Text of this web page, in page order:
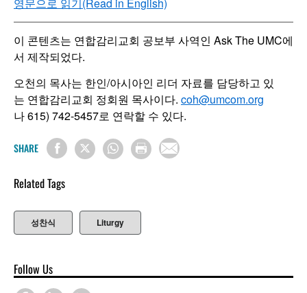
영문으로 읽기(Read in English)
이 콘텐츠는 연합감리교회 공보부 사역인 Ask The UMC에
서 제작되었다.
오천의 목사는 한인/아시아인 리더 자료를 담당하고 있
는 연합감리교회 정회원 목사이다. coh@umcom.org
나 615) 742-5457로 연락할 수 있다.
SHARE
Related Tags
성찬식 Liturgy
Follow Us